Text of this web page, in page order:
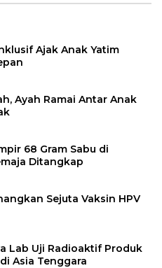
Ajak Anak Yatim
Ayah Ramai Antar Anak
68 Gram Sabu di
Ditangkap
Sejuta Vaksin HPV
Lab Uji Radioaktif Produk
Asia Tenggara